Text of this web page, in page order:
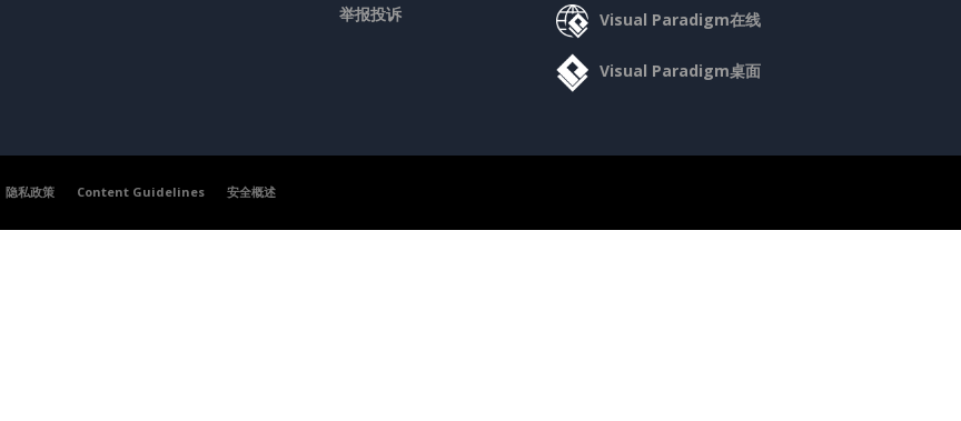
举报投诉
Visual Paradigm在线
Visual Paradigm桌面
隐私政策 Content Guidelines 安全概述